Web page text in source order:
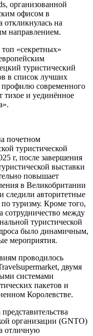
организованной
офисом в
откликнулась на
направлением.
«секретных»
туристический
в список лучших
современного
тихое и уединённое
почетном
туристической
г, после завершения
выставки
повышает
в Великобритании
следили авторитетные
туризму. Кроме того,
сотрудничество между
туристической
было динамичным,
мероприятия.
проводилось
двумя
системами
пакетов и
Королевстве.
организации (GNTO)
отличную